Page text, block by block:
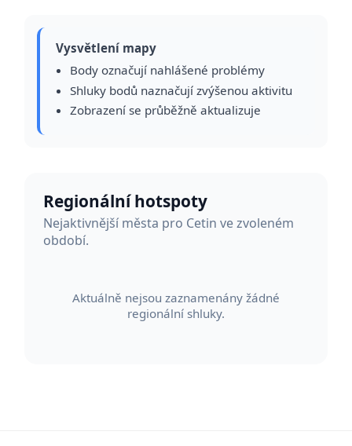
Vysvětlení mapy
Body označují nahlášené problémy
Shluky bodů naznačují zvýšenou aktivitu
Zobrazení se průběžně aktualizuje
Regionální hotspoty
Nejaktivnější města pro Cetin ve zvoleném
období.
Aktuálně nejsou zaznamenány žádné
regionální shluky.